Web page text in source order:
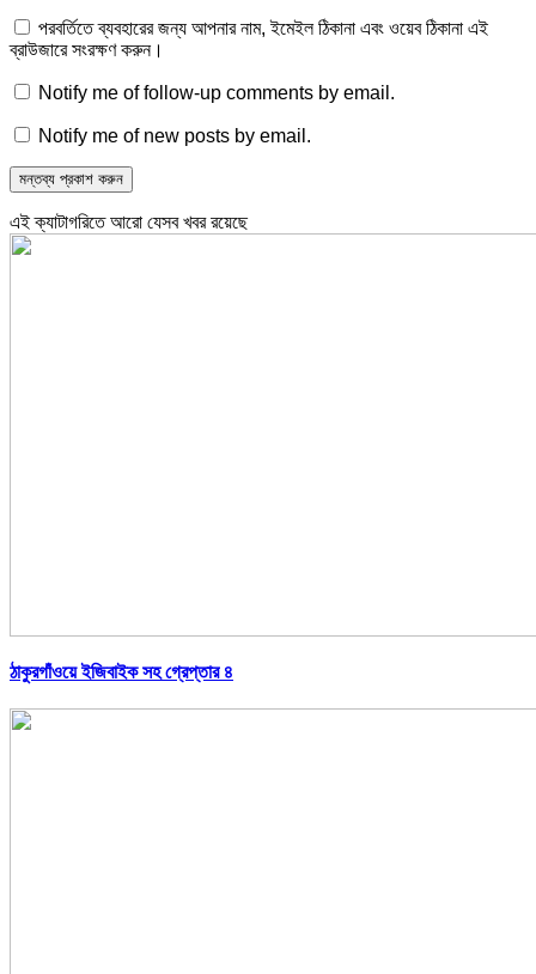
পরবর্তিতে ব্যবহারের জন্য আপনার নাম, ইমেইল ঠিকানা এবং ওয়েব ঠিকানা এই
ব্রাউজারে সংরক্ষণ করুন।
Notify me of follow-up comments by email.
Notify me of new posts by email.
এই ক্যাটাগরিতে আরো যেসব খবর রয়েছে
ঠাকুরগাঁওয়ে ইজিবাইক সহ গ্রেপ্তার ৪